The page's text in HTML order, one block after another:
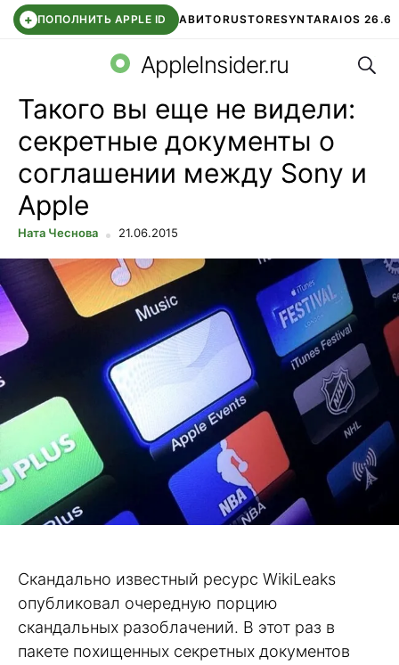
+ ПОПОЛНИТЬ APPLE ID АВИТОRUSTORESYNTARAIOS 26.6
СБЕР КИДС ЧАТ ROBLOXВТБ ОНЛАЙН
AppleInsider.ru
Такого вы еще не видели:
секретные документы о
соглашении между Sony и
Apple
Ната Чеснова 21.06.2015
Скандально известный ресурс WikiLeaks
опубликовал очередную порцию
скандальных разоблачений. В этот раз в
пакете похищенных секретных документов